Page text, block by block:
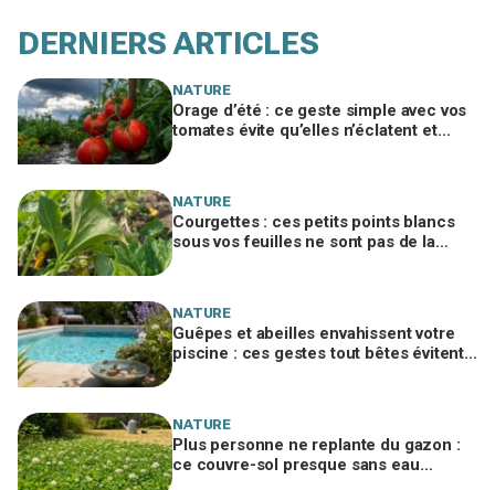
DERNIERS ARTICLES
NATURE
Orage d’été : ce geste simple avec vos
tomates évite qu’elles n’éclatent et
NATURE
Courgettes : ces petits points blancs
sous vos feuilles ne sont pas de la
NATURE
Guêpes et abeilles envahissent votre
piscine : ces gestes tout bêtes évitent
NATURE
Plus personne ne replante du gazon :
ce couvre-sol presque sans eau